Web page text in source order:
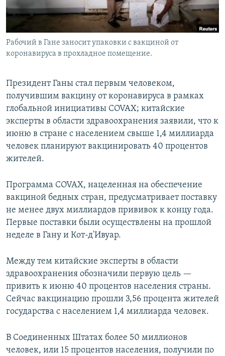
Рабочий в Гане заносит упаковки с вакциной от
коронавируса в прохладное помещение.
Президент Ганы стал первым человеком,
получившим вакцину от коронавируса в рамках
глобальной инициативы COVAX; китайские
эксперты в области здравоохранения заявили, что к
июню в стране с населением свыше 1,4 миллиарда
человек планируют вакцинировать 40 процентов
жителей.
Программа COVAX, нацеленная на обеспечение
вакциной бедных стран, предусматривает поставку
не менее двух миллиардов прививок к концу года.
Первые поставки были осуществлены на прошлой
неделе в Гану и Кот-д'Ивуар.
Между тем китайские эксперты в области
здравоохранения обозначили первую цель —
привить к июню 40 процентов населения страны.
Сейчас вакцинацию прошли 3,56 процента жителей
государства с населением 1,4 миллиарда человек.
В Соединенных Штатах более 50 миллионов
человек, или 15 процентов населения, получили по